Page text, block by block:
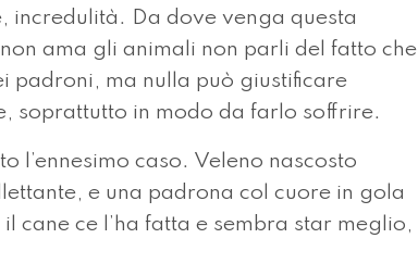
incredulità. Da dove venga questa
ama gli animali non parli del fatto che
padroni, ma nulla può giustificare
soprattutto in modo da farlo soffrire.
l’ennesimo caso. Veleno nascosto
e una padrona col cuore in gola
cane ce l’ha fatta e sembra star meglio,